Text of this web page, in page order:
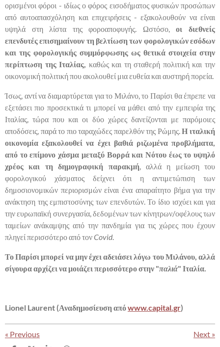
ορισμένοι φόροι - ιδίως ο φόρος εισοδήματος φυσικών προσώπων
από αυτοαπασχόληση και επιχειρήσεις - εξακολουθούν να είναι
υψηλά στη λίστα της φοροαποφυγής. Ωστόσο,οι διεθνείς
επενδυτές επισημαίνουν τη βελτίωση των φορολογικών εσόδων
και της φορολογικής συμμόρφωσης ως θετικά στοιχεία στην
περίπτωση της Ιταλίας, καθώς και τη σταθερή πολιτική και την
οικονομική πολιτική που ακολουθεί μια ευθεία και αυστηρή πορεία.
Ίσως, αντί να διαμαρτύρεται για το Μιλάνο, το Παρίσι θα έπρεπε να
εξετάσει πιο προσεκτικά τι μπορεί να μάθει από την εμπειρία της
Ιταλίας, τώρα που και οι δύο χώρες δανείζονται με παρόμοιες
αποδόσεις, παρά το πιο ταραχώδες παρελθόν της Ρώμης.Η ιταλική
οικονομία εξακολουθεί να έχει βαθιά ριζωμένα προβλήματα,
από το επίμονο χάσμα μεταξύ Βορρά και Νότου έως το υψηλό
χρέος και τη δημογραφική παρακμή, αλλά η μείωση του
φορολογικού χάσματος δείχνει ότι η αντιμετώπιση των
δημοσιονομικών περιορισμών είναι ένα απαραίτητο βήμα για την
ανάκτηση της εμπιστοσύνης των επενδυτών. Το ίδιο ισχύει και για
την ευρωπαϊκή συνεργασία, δεδομένων των κίνητρων/οφέλους των
ταμείων ανάκαμψης από την πανδημία για τις χώρες που έχουν
πληγεί περισσότερο από τονCovid.
Το Παρίσι μπορεί να μην έχει αδειάσει λόγω του Μιλάνου, αλλά
σίγουρα αρχίζει να μοιάζει περισσότερο στην "παλιά" Ιταλία.
Lionel Laurent (Αναδημοσίευση απόwww.capital.gr)
« Previous Next »